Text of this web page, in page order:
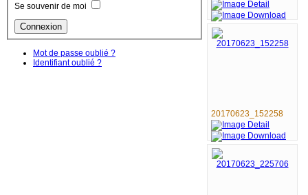
Se souvenir de moi
Mot de passe oublié ?
Identifiant oublié ?
20170623_152258